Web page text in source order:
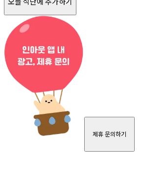
제휴 문의하기